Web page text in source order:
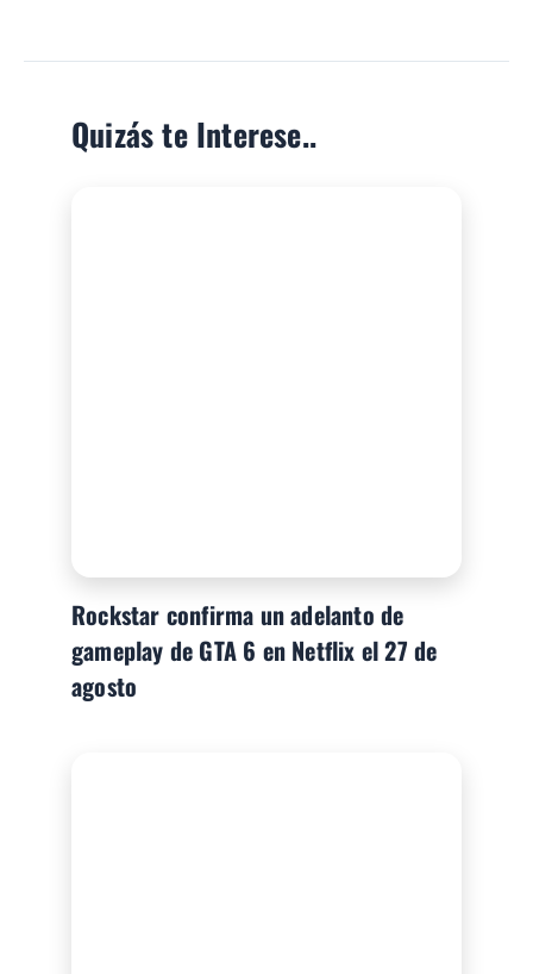
Quizás te Interese..
Rockstar confirma un adelanto de
gameplay de GTA 6 en Netflix el 27 de
agosto